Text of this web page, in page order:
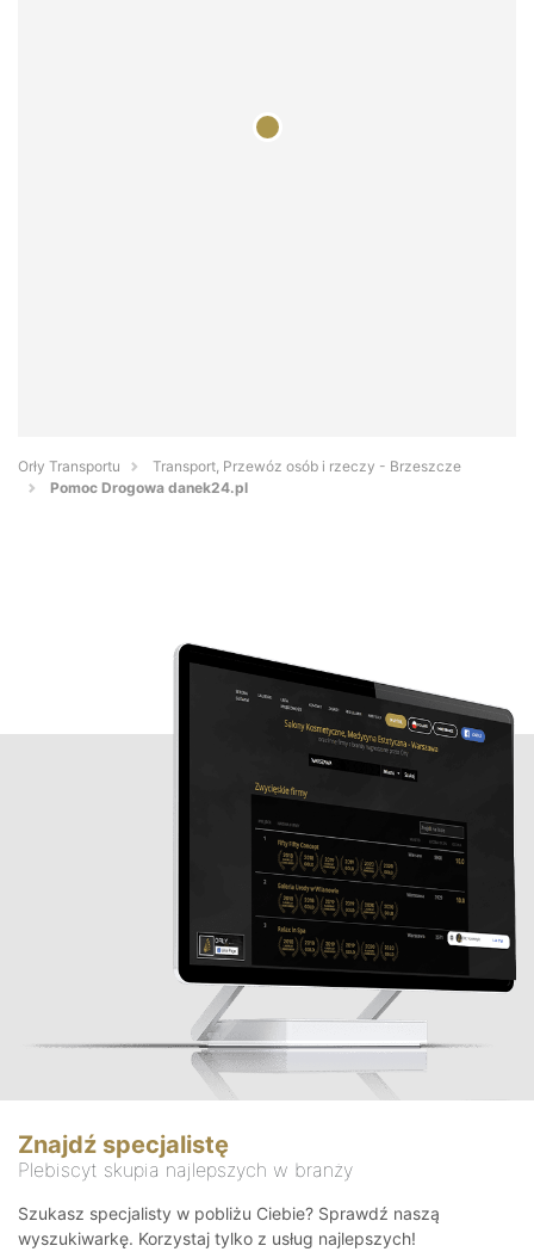
Orły Transportu
Transport, Przewóz osób i rzeczy - Brzeszcze
Pomoc Drogowa danek24.pl
Znajdź specjalistę
Plebiscyt skupia najlepszych w branży
Szukasz specjalisty w pobliżu Ciebie? Sprawdź naszą
wyszukiwarkę. Korzystaj tylko z usług najlepszych!